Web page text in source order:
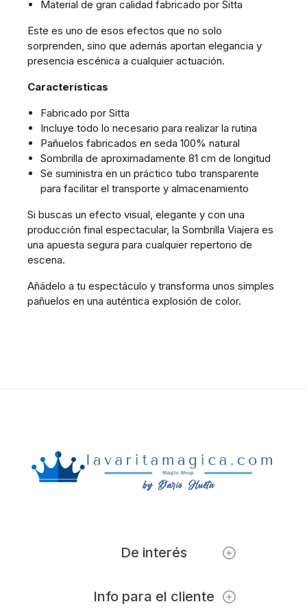
Material de gran calidad fabricado por Sitta
Este es uno de esos efectos que no solo
sorprenden, sino que además aportan elegancia y
presencia escénica a cualquier actuación.
Características
Fabricado por Sitta
Incluye todo lo necesario para realizar la rutina
Pañuelos fabricados en seda 100% natural
Sombrilla de aproximadamente 81 cm de longitud
Se suministra en un práctico tubo transparente
para facilitar el transporte y almacenamiento
Si buscas un efecto visual, elegante y con una
producción final espectacular, la Sombrilla Viajera es
una apuesta segura para cualquier repertorio de
escena.
Añádelo a tu espectáculo y transforma unos simples
pañuelos en una auténtica explosión de color.
De interés
Info para el cliente